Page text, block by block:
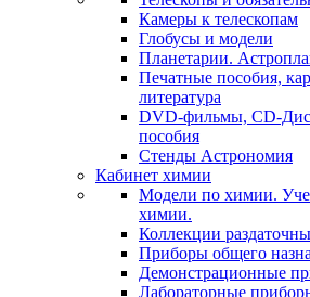
Камеры к телескопам
Глобусы и модели
Планетарии.
Печатные пособия,
литература
DVD-фильмы, CD-
пособия
Стенды Астрономия
Кабинет химии
Модели по химии.
химии.
Коллекции
Приборы общего
Демонстрационные
Лабораторные